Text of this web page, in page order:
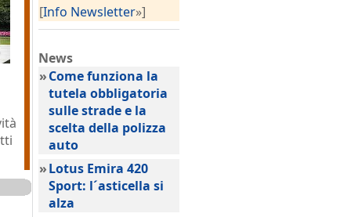
[Info Newsletter»]
News
»Come funziona la
tutela obbligatoria
sulle strade e la
scelta della polizza
auto
»Lotus Emira 420
Sport: l´asticella si
alza